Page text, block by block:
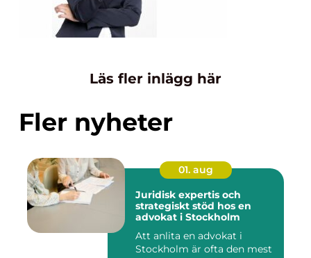
Läs fler inlägg här
Fler nyheter
01. aug
Juridisk expertis och
strategiskt stöd hos en
advokat i Stockholm
Att anlita en advokat i
Stockholm är ofta den mest